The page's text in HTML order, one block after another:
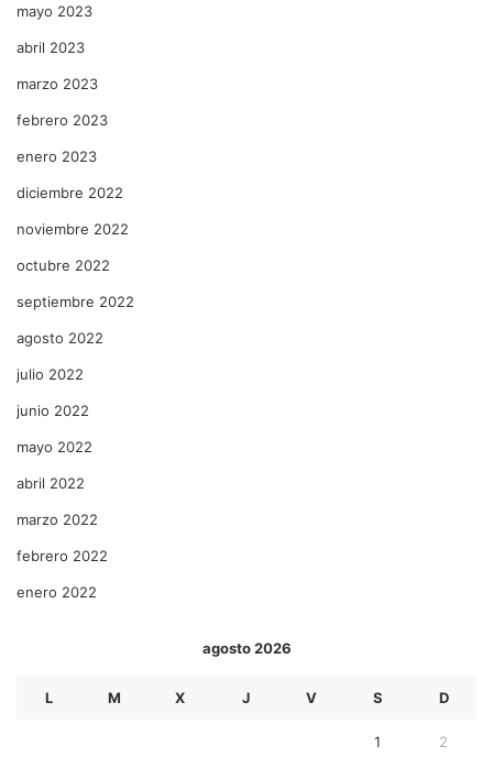
mayo 2023
abril 2023
marzo 2023
febrero 2023
enero 2023
diciembre 2022
noviembre 2022
octubre 2022
septiembre 2022
agosto 2022
julio 2022
junio 2022
mayo 2022
abril 2022
marzo 2022
febrero 2022
enero 2022
agosto 2026
L M X J V S D
1 2